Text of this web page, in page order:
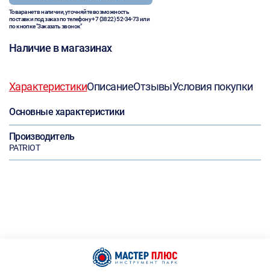
Товара нет в наличии, уточняйте возможность
поставки под заказ по телефону+7 (3822) 52-34-73или
по кнопке "Заказать звонок"
Наличие в магазинах
ХарактеристикиОписаниеОтзывыУсловия покупки
Основные характеристики
Производитель
PATRIOT